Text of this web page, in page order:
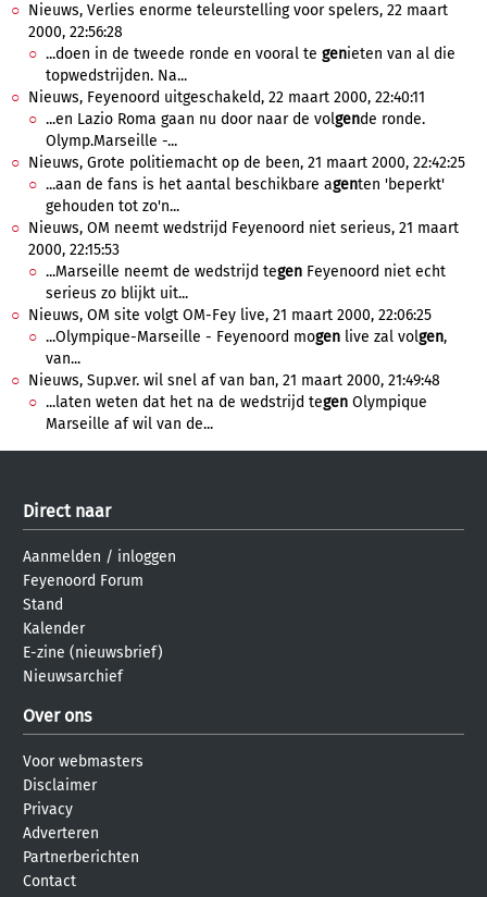
Nieuws, Verlies enorme teleurstelling voor spelers, 22 maart
2000, 22:56:28
...doen in de tweede ronde en vooral te genieten van al die
topwedstrijden. Na...
Nieuws, Feyenoord uitgeschakeld, 22 maart 2000, 22:40:11
...en Lazio Roma gaan nu door naar de volgende ronde.
Olymp.Marseille -...
Nieuws, Grote politiemacht op de been, 21 maart 2000, 22:42:25
...aan de fans is het aantal beschikbare agenten 'beperkt'
gehouden tot zo'n...
Nieuws, OM neemt wedstrijd Feyenoord niet serieus, 21 maart
2000, 22:15:53
...Marseille neemt de wedstrijd tegen Feyenoord niet echt
serieus zo blijkt uit...
Nieuws, OM site volgt OM-Fey live, 21 maart 2000, 22:06:25
...Olympique-Marseille - Feyenoord mogen live zal volgen,
van...
Nieuws, Sup.ver. wil snel af van ban, 21 maart 2000, 21:49:48
...laten weten dat het na de wedstrijd tegen Olympique
Marseille af wil van de...
Direct naar
Aanmelden / inloggen
Feyenoord Forum
Stand
Kalender
E-zine (nieuwsbrief)
Nieuwsarchief
Over ons
Voor webmasters
Disclaimer
Privacy
Adverteren
Partnerberichten
Contact